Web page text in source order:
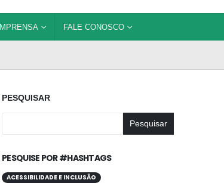
IMPRENSA FALE CONOSCO
PESQUISAR
Pesquisar
PESQUISE POR #HASHTAGS
ACESSIBILIDADE E INCLUSÃO